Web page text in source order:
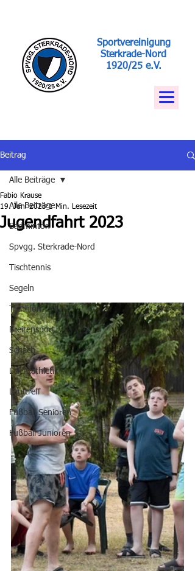
Sportvereinigung
Sterkrade-Nord
1920/25 e.V.
Beitrag
Alle Beiträge
Badminton
Spvgg. Sterkrade-Nord
Tischtennis
Segeln
Triathlon
Breitensport
Schach
Leichtathletik
Lauftreff
Fußball Senioren
Fußball Junioren
Alle Beiträge
Jugendfahrt 2023
Fabio Krause
19. Juni 2023 1 Min. Lesezeit